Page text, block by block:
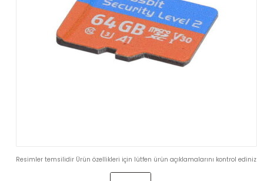
Resimler temsilidir Ürün özellikleri için lütfen ürün açıklamalarını kontrol ediniz